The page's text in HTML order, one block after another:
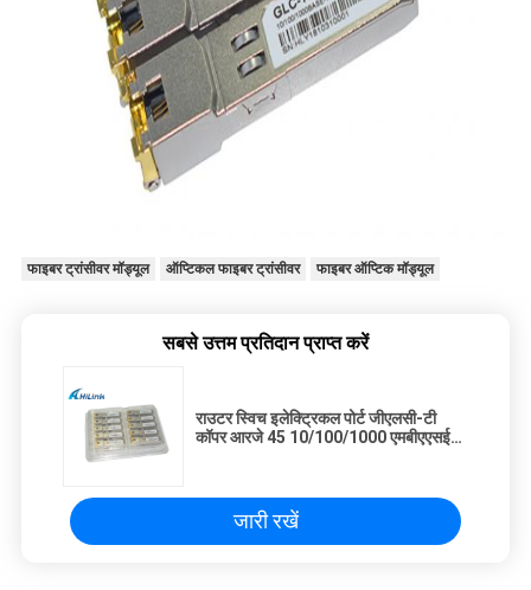
फाइबर ट्रांसीवर मॉड्यूल ऑप्टिकल फाइबर ट्रांसीवर फाइबर ऑप्टिक मॉड्यूल
सबसे उत्तम प्रतिदान प्राप्त करें
राउटर स्विच इलेक्ट्रिकल पोर्ट जीएलसी-टी
कॉपर आरजे 45 10/100/1000 एमबीएएसई-
जारी रखें